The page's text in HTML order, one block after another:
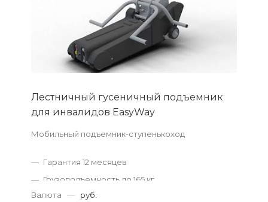
Лестничный гусеничный подъемник
для инвалидов EasyWay
Мобильный подъемник-ступенькоход
Гарантия 12 месяцев
Грузоподъемность до 165 кг
До 800 преодолеваемых ступеней
Валюта — руб.